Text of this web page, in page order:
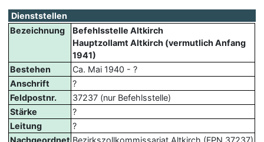
Dienststellen
Bezeichnung
Befehlsstelle Altkirch
Hauptzollamt Altkirch (vermutlich Anfang
1941)
Bestehen
Ca. Mai 1940 - ?
Anschrift
?
Feldpostnr.
37237 (nur Befehlsstelle)
Stärke
?
Leitung
?
Nachgeordnet Bezirkszollkommissariat Altkirch (FPN 37237)